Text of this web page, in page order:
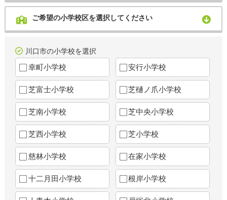
ご希望の小学校区を選択してください
川口市の小学校を選択
幸町小学校 安行小学校
芝富士小学校 芝樋ノ爪小学校
芝南小学校 芝中央小学校
芝西小学校 芝小学校
慈林小学校 在家小学校
十二月田小学校 根岸小学校